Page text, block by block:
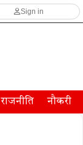
Sign in
राजनीति नौकरी